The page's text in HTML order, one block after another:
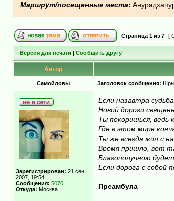
Маршрут/посещенные места:
Страница 1 из 7 [
Версия для печати | Сообщить другу
Автор
Самойловы Заголовок сообщения:
Зарегистрирован: 21 сен
2007, 19:54
Сообщения: 5070
Откуда: Москва
Если назавтра
Новой дороги
Ты покоришься, ведь
Где в этом мире
Ты же всегда жил с
Время пришло, вот
Благополучною будет
Если дорога с собой
Преамбула